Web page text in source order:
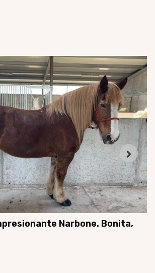
Narbone. Bonita,